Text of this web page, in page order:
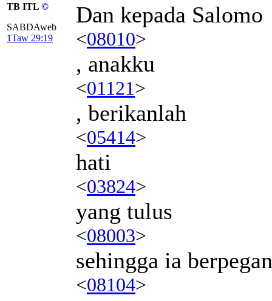
TB ITL ©
SABDAweb
1Taw 29:19
Dan kepada Salomo
<08010>
, anakku
<01121>
, berikanlah
<05414>
hati
<03824>
yang tulus
<08003>
sehingga ia
<08104>